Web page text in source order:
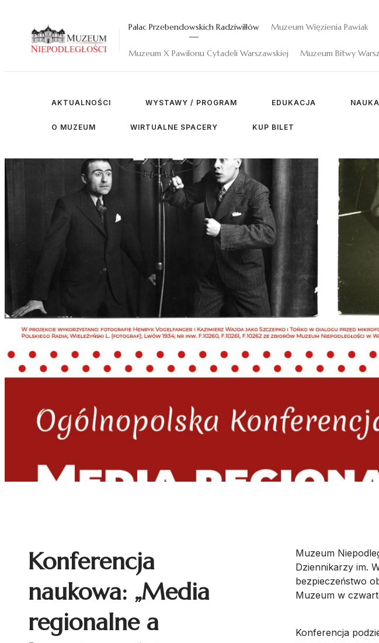
Pałac Przebendowskich Radziwiłłów Muzeum Więzienia Pawiak
Muzeum X Pawilonu Cytadeli Warszawskiej Muzeum Bitwy
AKTUALNOŚCI WYSTAWY / PROGRAM EDUKACJA NAUKA
O MUZEUM WIRTUALNE SPACERY KUP BILET
Konferencja
naukowa: „Media
regionalne a
Muzeum
Dziennikarzy im.
bezpieczeństwo
Muzeum w
Konferencja